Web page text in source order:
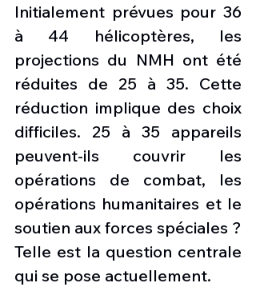
Initialement prévues pour 36
à 44 hélicoptères, les
projections du NMH ont été
réduites de 25 à 35. Cette
réduction implique des choix
difficiles. 25 à 35 appareils
peuvent-ils couvrir les
opérations de combat, les
opérations humanitaires et le
soutien aux forces spéciales ?
Telle est la question centrale
qui se pose actuellement.